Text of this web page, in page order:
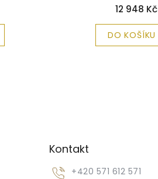
12 948 Kč
DO KOŠÍKU
Kontakt
+420 571 612 571